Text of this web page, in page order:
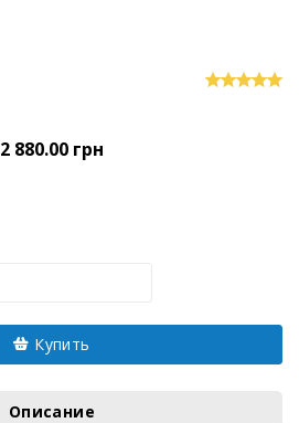
2 880.00 грн
Купить
Описание